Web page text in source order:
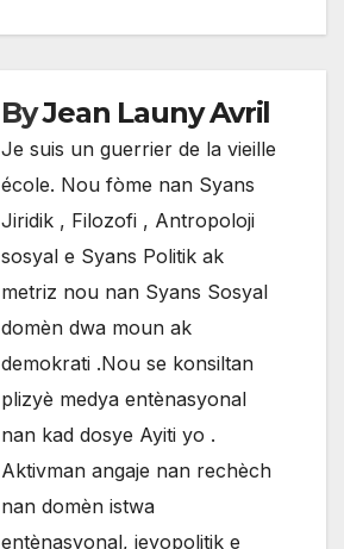
ByJean Launy Avril
Je suis un guerrier de la vieille
école. Nou fòme nan Syans
Jiridik , Filozofi , Antropoloji
sosyal e Syans Politik ak
metriz nou nan Syans Sosyal
domèn dwa moun ak
demokrati .Nou se konsiltan
plizyè medya entènasyonal
nan kad dosye Ayiti yo .
Aktivman angaje nan rechèch
nan domèn istwa
entènasyonal, jeyopolitik e